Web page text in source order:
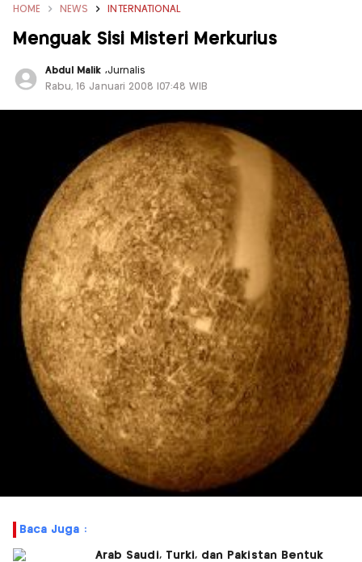
HOME NEWS INTERNATIONAL
Menguak Sisi Misteri Merkurius
Abdul Malik ,Jurnalis
Rabu, 16 Januari 2008 |07:48 WIB
Baca Juga :
Arab Saudi, Turki, dan Pakistan Bentuk